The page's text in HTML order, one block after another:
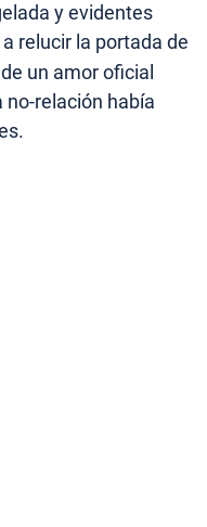
y evidentes
relucir la portada de
un amor oficial
relación había